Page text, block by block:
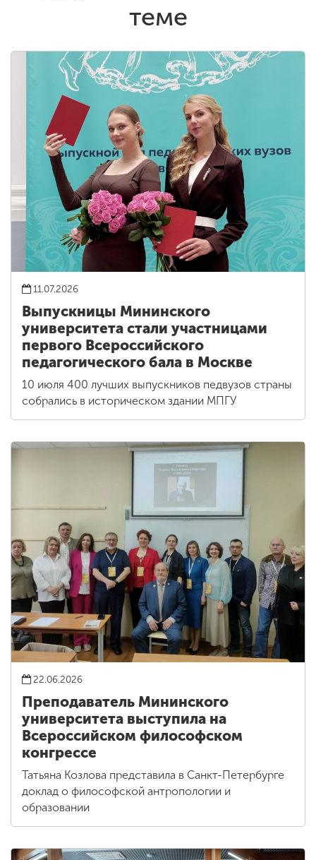
теме
11.07.2026
Выпускницы Мининского
университета стали участницами
первого Всероссийского
педагогического бала в Москве
10 июля 400 лучших выпускников педвузов страны
собрались в историческом здании МПГУ
22.06.2026
Преподаватель Мининского
университета выступила на
Всероссийском философском
конгрессе
Татьяна Козлова представила в Санкт-Петербурге
доклад о философской антропологии и
образовании